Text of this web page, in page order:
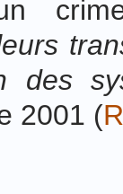
un
des
2001 (